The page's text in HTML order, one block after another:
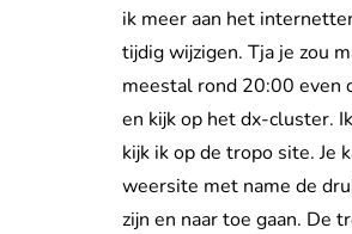
ik meer aan het
tijdig wijzigen. Tja je zou
meestal rond 20:00 even
en kijk op het dx-cluster.
kijk ik op de tropo site. Je
weersite met name de
zijn en naar toe gaan. De